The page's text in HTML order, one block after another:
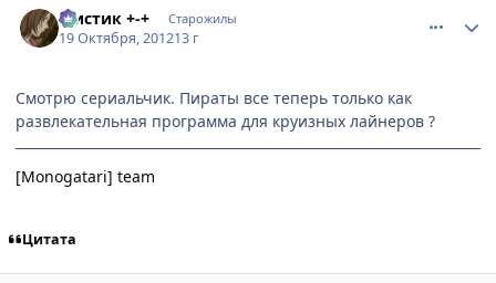
Мистик +-+ Старожилы
19 Октября, 201213 г
Смотрю сериальчик. Пираты все теперь только как
развлекательная программа для круизных лайнеров ?
[Monogatari] team
Цитата